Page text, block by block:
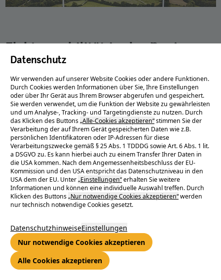
Datenschutz
Wir verwenden auf unserer Website Cookies oder andere Funktionen.
Durch Cookies werden Informationen über Sie, Ihre Einstellungen
oder über Ihr Gerät aus Ihrem Browser abgerufen und gespeichert.
Sie werden verwendet, um die Funktion der Website zu gewährleisten
und um Analyse-, Tracking- und Targetingdienste zu nutzen. Durch
das Klicken des Buttons„Alle-Cookies akzeptieren“stimmen Sie der
Verarbeitung der auf Ihrem Gerät gespeicherten Daten wie z.B.
persönlichen Identifikatoren oder IP-Adressen für diese
Verarbeitungszwecke gemäß § 25 Abs. 1 TDDDG sowie Art. 6 Abs. 1 lit.
a DSGVO zu. Es kann hierbei auch zu einem Transfer Ihrer Daten in
die USA kommen. Nach dem Angemessenheitsbeschluss der EU-
Kommission und den USA entspricht das Datenschutzniveau in den
USA dem der EU. Unter„Einstellungen“erhalten Sie weitere
Informationen und können eine individuelle Auswahl treffen. Durch
Klicken des Buttons„Nur notwendige Cookies akzeptieren“werden
nur technisch notwendige Cookies gesetzt.
DatenschutzhinweiseEinstellungen
Nur notwendige Cookies akzeptieren
Alle Cookies akzeptieren
ENTEGA NATURpur Institut startet
Forschungsprojekt zu Infrastruktur und
Nutzerverhalten
Das ENTEGA NATURpur Institut hat das Forschungsprojekt
„Elektromobilität in der Region“ gestartet. Dabei will der
Impulsgeber für nachhaltigen Umwelt- und Klimaschutz neue
Erkenntnisse rund um die Nutzung von Elektrofahrzeugen im
Rhein-Main-Gebiet gewinnen. Testfahrer können für einige
unter anderem die öffentliche Infrastruktur für E-Fahrzeuge
untersuchen.
Mit seinem Forschungsprojekt möchte das ENTEGA NATURpur
Institut Bürgerinnen und Bürgern die Möglichkeit geben, ein
Elektroauto kostenlos auszuprobieren, um damit in der